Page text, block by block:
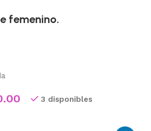
femenino.
3 disponibles